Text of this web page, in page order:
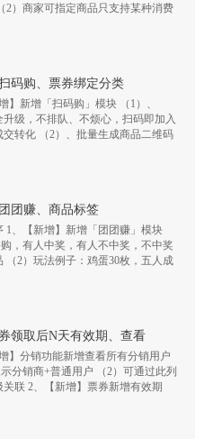
2）商家可指定商品只支持某种消费
码购、票券绑定分类
】新增「扫码购」模块 （1）、
升级，不排队、不烦心，扫码即加入
转化 （2）、批量生成商品二维码
团赚、商品标签
1、【新增】新增「团团赚」模块
购，有人中奖，有人不中奖，不中奖
（2）玩法例子：鸡蛋30枚，五人成
领取后N天有效期、查看
】分销功能新增查看所有分销用户
分销商+普通用户 （2）可通过此列
联 2、【新增】票券新增有效期